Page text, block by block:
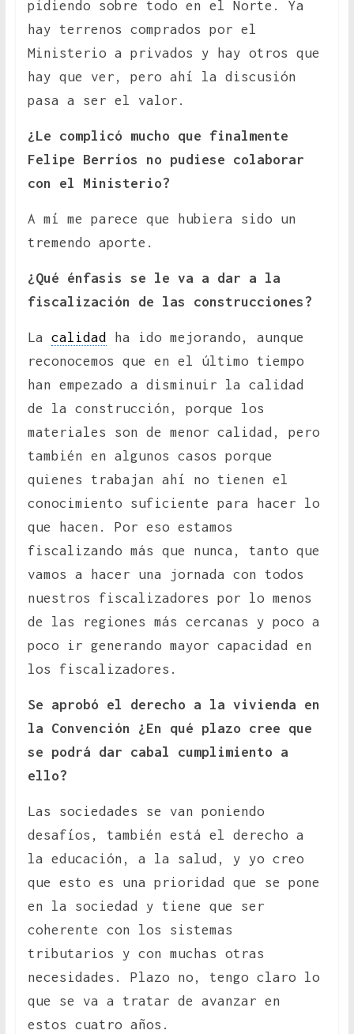
pidiendo sobre todo en el Norte. Ya
hay terrenos comprados por el
Ministerio a privados y hay otros que
hay que ver, pero ahí la discusión
pasa a ser el valor.
¿Le complicó mucho que finalmente
Felipe Berríos no pudiese colaborar
con el Ministerio?
A mí me parece que hubiera sido un
tremendo aporte.
¿Qué énfasis se le va a dar a la
fiscalización de las construcciones?
La calidad
ha ido mejorando, aunque
reconocemos que en el último tiempo
han empezado a disminuir la calidad
de la construcción, porque los
materiales son de menor calidad, pero
también en algunos casos porque
quienes trabajan ahí no tienen el
conocimiento suficiente para hacer lo
que hacen. Por eso estamos
fiscalizando más que nunca, tanto que
vamos a hacer una jornada con todos
nuestros fiscalizadores por lo menos
de las regiones más cercanas y poco a
poco ir generando mayor capacidad en
los fiscalizadores.
Se aprobó el derecho a la vivienda en
la Convención ¿En qué plazo cree que
se podrá dar cabal cumplimiento a
ello?
Las sociedades se van poniendo
desafíos, también está el derecho a
la educación, a la salud, y yo creo
que esto es una prioridad que se pone
en la sociedad y tiene que ser
coherente con los sistemas
tributarios y con muchas otras
necesidades. Plazo no, tengo claro lo
que se va a tratar de avanzar en
estos cuatro años.